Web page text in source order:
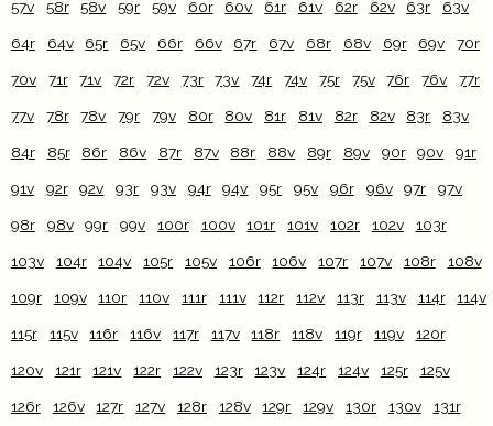
57v 58r 58v 59r 59v 60r 60v 61r 61v 62r 62v 63r 63v
64r 64v 65r 65v 66r 66v 67r 67v 68r 68v 69r 69v 70r
70v 71r 71v 72r 72v 73r 73v 74r 74v 75r 75v 76r 76v 77r
77v 78r 78v 79r 79v 80r 80v 81r 81v 82r 82v 83r 83v
84r 85r 86r 86v 87r 87v 88r 88v 89r 89v 90r 90v 91r
91v 92r 92v 93r 93v 94r 94v 95r 95v 96r 96v 97r 97v
98r 98v 99r 99v 100r 100v 101r 101v 102r 102v 103r
103v 104r 104v 105r 105v 106r 106v 107r 107v 108r 108v
109r 109v 110r 110v 111r 111v 112r 112v 113r 113v 114r 114v
115r 115v 116r 116v 117r 117v 118r 118v 119r 119v 120r
120v 121r 121v 122r 122v 123r 123v 124r 124v 125r 125v
126r 126v 127r 127v 128r 128v 129r 129v 130r 130v 131r